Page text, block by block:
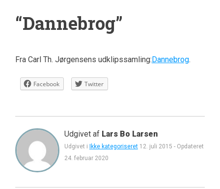
“Dannebrog”
Fra Carl Th. Jørgensens udklipssamling:Dannebrog.
Facebook Twitter
Udgivet af Lars Bo Larsen
Udgivet i Ikke kategoriseret 12. juli 2015 - Opdateret
24. februar 2020